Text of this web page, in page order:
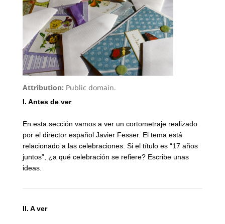
Attribution: Public domain.
I. Antes de ver
En esta sección vamos a ver un cortometraje realizado
por el director español Javier Fesser. El tema está
relacionado a las celebraciones. Si el título es “17 años
juntos”, ¿a qué celebración se refiere? Escribe unas
ideas.
II. A ver